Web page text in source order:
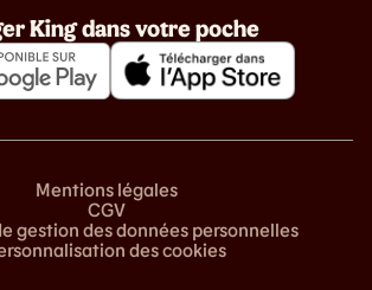
King dans votre poche
Mentions légales
CGV
gestion des données personnelles
des cookies